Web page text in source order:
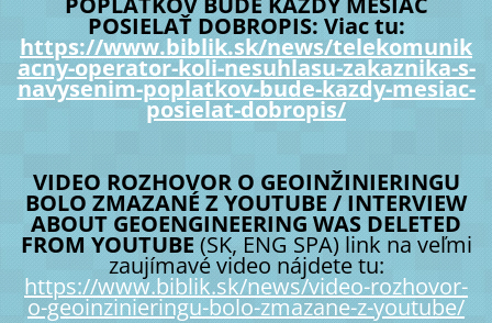
POSIELAŤ DOBROPIS: Viac tu:
https://www.biblik.sk/news/telekomunik
acny-operator-koli-nesuhlasu-zakaznika-s-
navysenim-poplatkov-bude-kazdy-mesiac-
posielat-dobropis/
VIDEO ROZHOVOR O GEOINŽINIERINGU
BOLO ZMAZANÉ Z YOUTUBE / INTERVIEW
ABOUT GEOENGINEERING WAS DELETED
FROM YOUTUBE (SK, ENG SPA) link na veľmi
zaujímavé video nájdete tu:
https://www.biblik.sk/news/video-rozhovor-
o-geoinzinieringu-bolo-zmazane-z-youtube/